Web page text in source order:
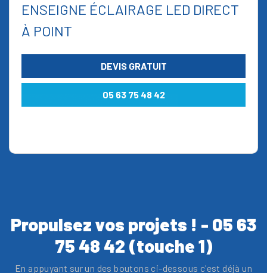
ENSEIGNE ÉCLAIRAGE LED DIRECT
À POINT
DEVIS GRATUIT
05 63 75 48 42
Propulsez vos projets ! - 05 63
75 48 42 (touche 1)
En appuyant sur un des boutons ci-dessous c'est déjà un